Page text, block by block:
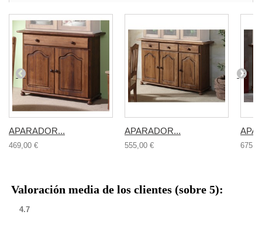
APARADOR...
469,00 €
APARADOR...
555,00 €
Valoración media de los clientes (sobre 5):
4.7